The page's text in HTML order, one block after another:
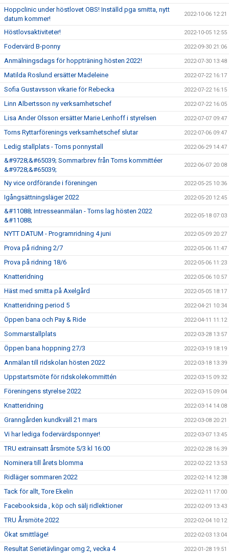
Hoppclinic under höstlovet OBS! Inställd pga smitta, nytt
datum kommer!
2022-10-06 12:21
Höstlovsaktiviteter! 2022-10-05 12:55
Fodervärd B-ponny 2022-09-30 21:06
Anmälningsdags för hoppträning hösten 2022! 2022-07-30 13:48
Matilda Roslund ersätter Madeleine 2022-07-22 16:17
Sofia Gustavsson vikarie för Rebecka 2022-07-22 16:15
Linn Albertsson ny verksamhetschef 2022-07-22 16:05
Lisa Ander Olsson ersätter Marie Lenhoff i styrelsen 2022-07-07 09:47
Torns Ryttarförenings verksamhetschef slutar 2022-07-06 09:47
Ledig stallplats - Torns ponnystall 2022-06-29 14:47
&#9728;&#65039; Sommarbrev från Torns kommittéer
&#9728;&#65039;
2022-06-07 20:08
Ny vice ordförande i föreningen 2022-05-25 10:36
Igångsättningsläger 2022 2022-05-20 12:45
&#11088; Intresseanmälan - Torns lag hösten 2022
&#11088;
2022-05-18 07:03
NYTT DATUM - Programridning 4 juni 2022-05-09 20:27
Prova på ridning 2/7 2022-05-06 11:47
Prova på ridning 18/6 2022-05-06 11:23
Knatteridning 2022-05-06 10:57
Häst med smitta på Axelgård 2022-05-05 18:17
Knatteridning period 5 2022-04-21 10:34
Öppen bana och Pay & Ride 2022-04-11 11:12
Sommarstallplats 2022-03-28 13:57
Öppen bana hoppning 27/3 2022-03-19 18:19
Anmälan till ridskolan hösten 2022 2022-03-18 13:39
Uppstartsmöte för ridskolekommittén 2022-03-15 09:32
Föreningens styrelse 2022 2022-03-15 09:04
Knatteridning 2022-03-14 14:08
Granngården kundkväll 21 mars 2022-03-08 20:21
Vi har lediga fodervärdsponnyer! 2022-03-07 13:45
TRU extrainsatt årsmöte 5/3 kl 16:00 2022-02-28 16:39
Nominera till årets blomma 2022-02-22 13:53
Ridläger sommaren 2022 2022-02-14 12:38
Tack för allt, Tore Ekelin 2022-02-11 17:00
Facebooksida , köp och sälj ridlektioner 2022-02-09 13:43
TRU Årsmöte 2022 2022-02-04 10:12
Ökat smittläge! 2022-02-03 13:04
Resultat Serietävlingar omg 2, vecka 4 2022-01-28 19:51